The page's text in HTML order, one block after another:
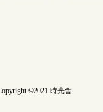
©2021 時光舎